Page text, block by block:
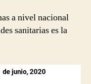
a nivel nacional
sanitarias es la